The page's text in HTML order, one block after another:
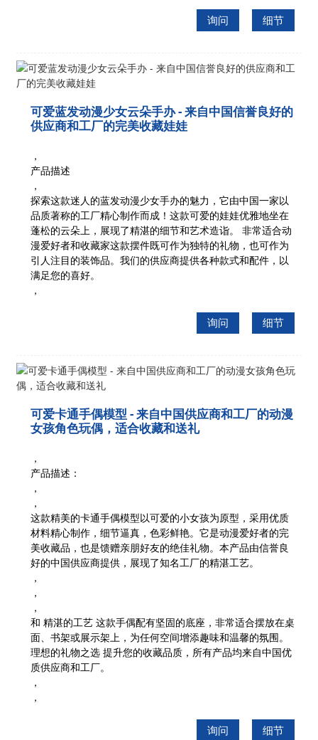
询问 细节
可爱蓝发动漫少女云朵手办 - 来自中国信誉良好的
供应商和工厂的完美收藏娃娃
，
产品描述
，
探索这款迷人的蓝发动漫少女手办的魅力，它由中国一家以
品质著称的工厂精心制作而成！这款可爱的娃娃优雅地坐在
蓬松的云朵上，展现了精湛的细节和艺术造诣。 非常适合动
漫爱好者和收藏家这款摆件既可作为独特的礼物，也可作为
引人注目的装饰品。我们的供应商提供各种款式和配件，以
满足您的喜好。
，
询问 细节
可爱卡通手偶模型 - 来自中国供应商和工厂的动漫
女孩角色玩偶，适合收藏和送礼
，
产品描述：
，
，
这款精美的卡通手偶模型以可爱的小女孩为原型，采用优质
材料精心制作，细节逼真，色彩鲜艳。它是动漫爱好者的完
美收藏品，也是馈赠亲朋好友的绝佳礼物。本产品由信誉良
好的中国供应商提供，展现了知名工厂的精湛工艺。
，
，
，
和 精湛的工艺这款手偶配有坚固的底座，非​​常适合摆放在桌
面、书架或展示架上，为任何空间增添趣味和温馨的氛围。
理想的礼物之选提升您的收藏品质，所有产品均来自中国优
质供应商和工厂。
，
，
询问 细节